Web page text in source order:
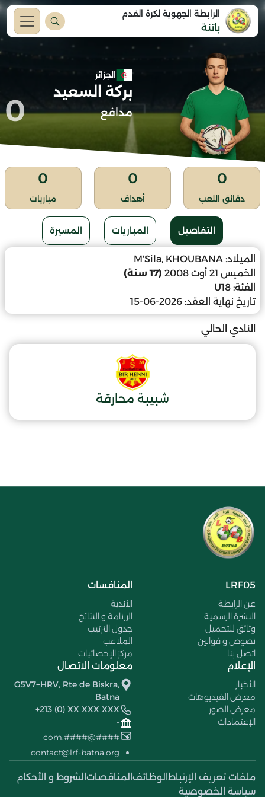
الرابطة الجهوية لكرة القدم
باتنة
الجزائر
بركة السعيد
مدافع 0
0
دقائق اللعب
0
أهداف
0
مباريات
التفاصيل المباريات المسيرة
الميلاد: M'Sila, KHOUBANA
الخميس 21 أوت 2008
(17 سنة)
الفئة: U18
تاريخ نهاية العقد: 2026-06-15
النادي الحالي
شبيبة محارقة
LRF05
عن الرابطة
النشرة الرسمية
وثائق للتحميل
نصوص و قوانين
اتصل بنا
المنافسات
الأندية
الرزنامة و النتائج
جدول الترتيب
الملاعب
مركز الإحصائيات
الإعلام
الأخبار
معرض الفيديوهات
معرض الصور
الإعتمادات
معلومات الاتصال
G5V7+HRV, Rte de Biskra,
Batna
+213 (0) XX XXX XXX
-
####@####.com
contact@lrf-batna.org
ملفات تعريف الإرتباط الوظائف المناقصات الشروط و الأحكام
سياسة الخصوصية